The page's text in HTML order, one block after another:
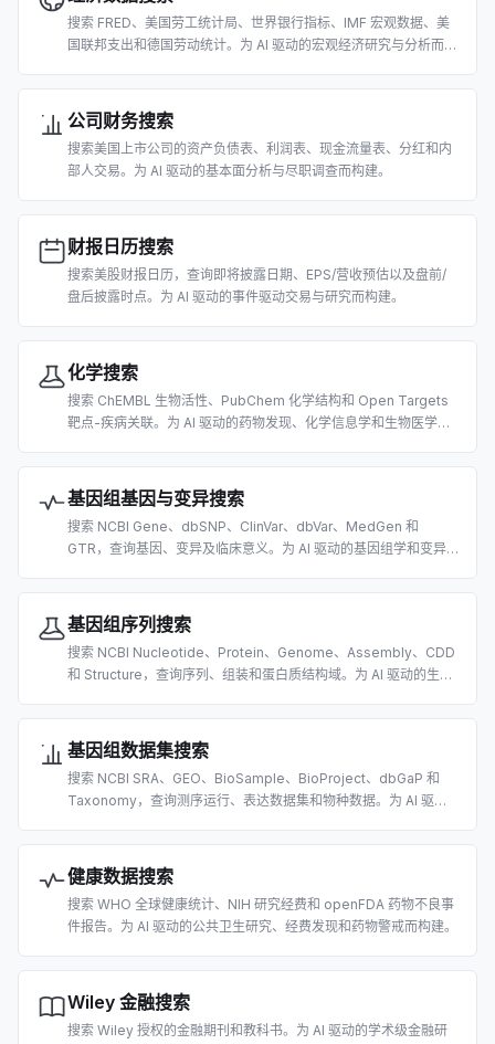
搜索 FRED、美国劳工统计局、世界银行指标、IMF 宏观数据、美
国联邦支出和德国劳动统计。为 AI 驱动的宏观经济研究与分析而构
公司财务搜索
搜索美国上市公司的资产负债表、利润表、现金流量表、分红和内
部人交易。为 AI 驱动的基本面分析与尽职调查而构建。
财报日历搜索
搜索美股财报日历，查询即将披露日期、EPS/营收预估以及盘前/
盘后披露时点。为 AI 驱动的事件驱动交易与研究而构建。
化学搜索
搜索 ChEMBL 生物活性、PubChem 化学结构和 Open Targets
靶点-疾病关联。为 AI 驱动的药物发现、化学信息学和生物医学研
基因组基因与变异搜索
搜索 NCBI Gene、dbSNP、ClinVar、dbVar、MedGen 和
GTR，查询基因、变异及临床意义。为 AI 驱动的基因组学和变异
基因组序列搜索
搜索 NCBI Nucleotide、Protein、Genome、Assembly、CDD
和 Structure，查询序列、组装和蛋白质结构域。为 AI 驱动的生物
基因组数据集搜索
搜索 NCBI SRA、GEO、BioSample、BioProject、dbGaP 和
Taxonomy，查询测序运行、表达数据集和物种数据。为 AI 驱动
健康数据搜索
搜索 WHO 全球健康统计、NIH 研究经费和 openFDA 药物不良事
件报告。为 AI 驱动的公共卫生研究、经费发现和药物警戒而构建。
Wiley 金融搜索
搜索 Wiley 授权的金融期刊和教科书。为 AI 驱动的学术级金融研